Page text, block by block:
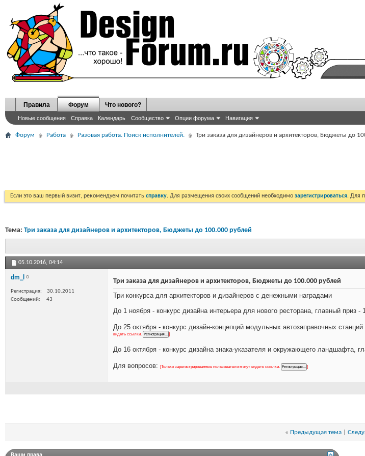
Правила Форум
Новые сообщения Справка Календарь Сообщество Опции форума Навигация
Что нового?
Форум Работа Разовая работа. Поиск исполнителей. Три заказа для дизайнеров и архитекторов, Бюджеты до
Если это ваш первый визит, рекомендуем почитать справку. Для размещения своих сообщений необходимо зарегистрироваться. Для
Тема: Три заказа для дизайнеров и архитекторов, Бюджеты до 100.000 рублей
05.10.2016, 04:14
dm_l
Регистрация
30.10.2011
Сообщений
43
Три заказа для дизайнеров и архитекторов, Бюджеты до 100.000 рублей
Три конкурса для архитекторов и дизайнеров с денежными наградами
До 1 ноября - конкурс дизайна интерьера для нового ресторана, главный приз -
До 25 октября - конкурс дизайн-концепций модульных автозаправочных
видеть ссылки.
]
До 16 октября - конкурс дизайна знака-указателя и окружающего ландшафта,
Для вопросов: [Только зарегистрированные пользователи могут видеть ссылки. ]
« Предыдущая тема